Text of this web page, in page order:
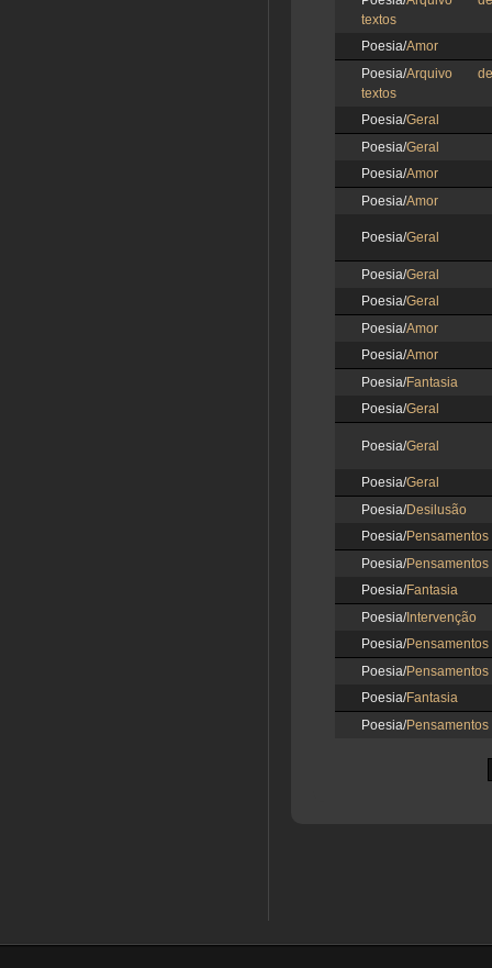
textos
Poesia/Amor
Poesia/Arquivo de
textos
Poesia/Geral
Poesia/Geral
Poesia/Amor
Poesia/Amor
Poesia/Geral
Poesia/Geral
Poesia/Geral
Poesia/Amor
Poesia/Amor
Poesia/Fantasia
Poesia/Geral
Poesia/Geral
Poesia/Geral
Poesia/Desilusão
Poesia/Pensamentos
Poesia/Pensamentos
Poesia/Fantasia
Poesia/Intervenção
Poesia/Pensamentos
Poesia/Pensamentos
Poesia/Fantasia
Poesia/Pensamentos